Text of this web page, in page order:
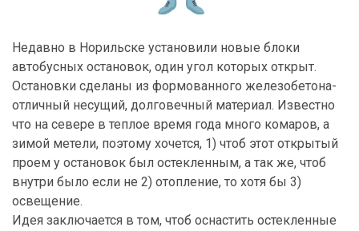
Недавно в Норильске установили новые блоки
автобусных остановок, один угол которых открыт.
Остановки сделаны из формованного железобетона-
отличный несущий, долговечный материал. Известно
что на севере в теплое время года много комаров, а
зимой метели, поэтому хочется, 1) чтоб этот открытый
проем у остановок был остекленным, а так же, чтоб
внутри было если не 2) отопление, то хотя бы 3)
освещение.
Идея заключается в том, чтоб оснастить остекленные